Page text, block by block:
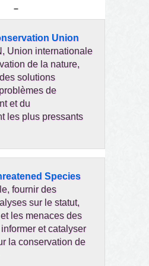
Union
Union internationale
de la nature,
solutions
de
et du
les plus pressants
Species
fournir des
sur le statut,
les menaces des
et catalyser
la conservation de